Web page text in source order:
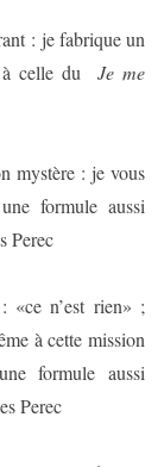
: je fabrique un
celle du
Je me
mystère : je vous
formule aussi
Perec
«ce n’est rien» ;
à cette mission
formule aussi
Perec